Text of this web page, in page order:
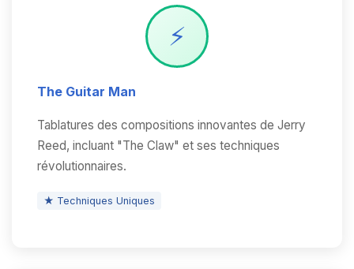
⚡
The Guitar Man
Tablatures des compositions innovantes de Jerry
Reed, incluant "The Claw" et ses techniques
révolutionnaires.
★ Techniques Uniques